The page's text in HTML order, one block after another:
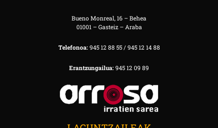
Bueno Monreal, 16 – Behea
01001 – Gasteiz – Araba
Telefonoa:945 12 88 55 / 945 12 14 88
Erantzungailua:945 12 09 89